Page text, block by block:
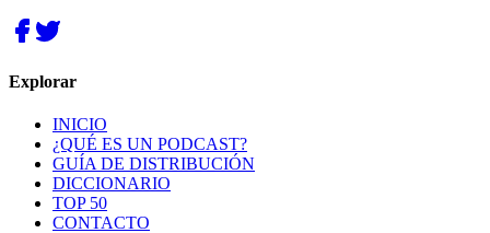
Explorar
INICIO
¿QUÉ ES UN PODCAST?
GUÍA DE DISTRIBUCIÓN
DICCIONARIO
TOP 50
CONTACTO